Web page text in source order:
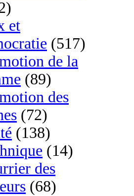
et
(517)
de la
(89)
des
(72)
(138)
(14)
des
(68)